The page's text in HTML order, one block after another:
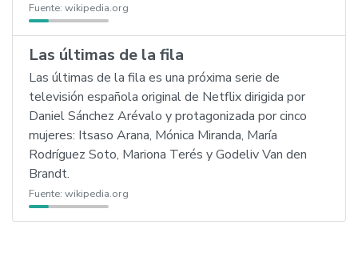
Fuente: wikipedia.org
Las últimas de la fila
Las últimas de la fila es una próxima serie de
televisión española original de Netflix dirigida por
Daniel Sánchez Arévalo y protagonizada por cinco
mujeres: Itsaso Arana, Mónica Miranda, María
Rodríguez Soto, Mariona Terés y Godeliv Van den
Brandt.
Fuente: wikipedia.org